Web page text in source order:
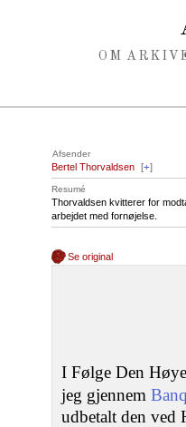
OM
Afsender
Bertel Thorvaldsen [+]
Resumé
Thorvaldsen kvitterer for
arbejdet med fornøjelse.
Se original
I Følge Den
jeg gjennem
udbetalt den ved